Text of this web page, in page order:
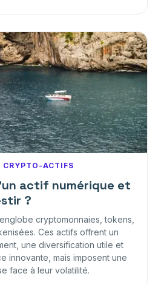
CRYPTO-ACTIFS
actif numérique et
?
cryptomonnaies, tokens,
Ces actifs offrent un
une diversification utile et
innovante, mais imposent une
face à leur volatilité.